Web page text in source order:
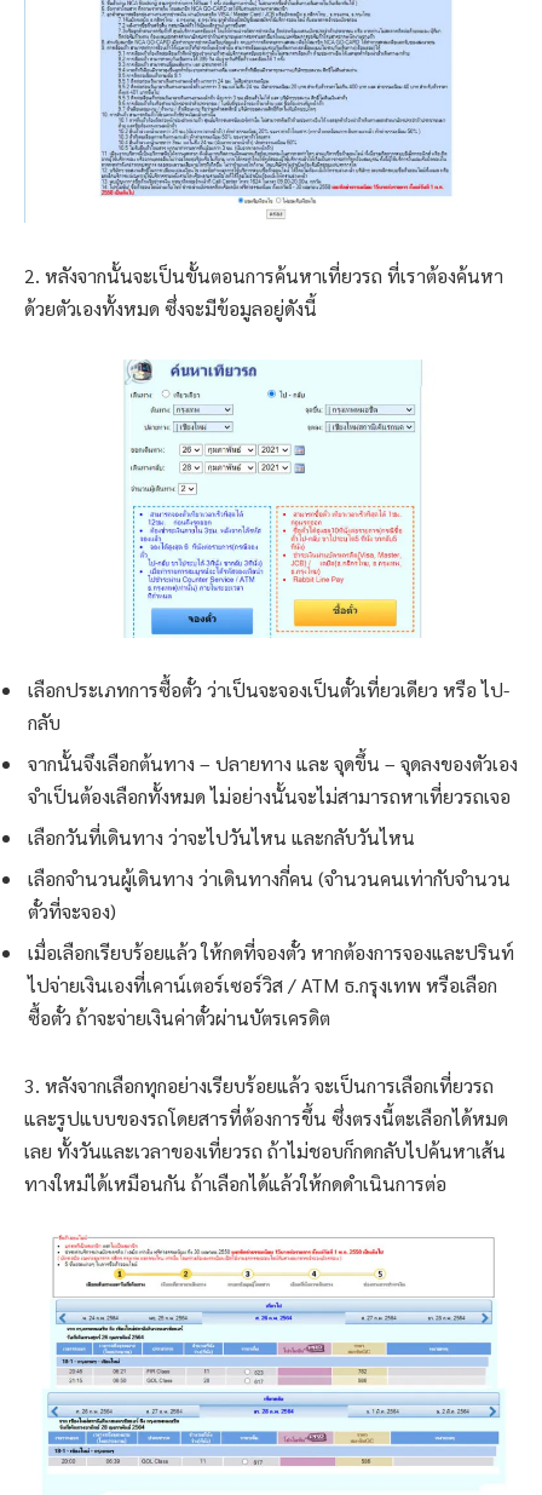
2. หลังจากนั้นจะเป็นขั้นตอนการค้นหาเที่ยวรถ ที่เราต้องค้นหา
ด้วยตัวเองทั้งหมด ซึ่งจะมีข้อมูลอยู่ดังนี้
เลือกประเภทการซื้อตั๋ว ว่าเป็นจะจองเป็นตั๋วเที่ยวเดียว หรือ ไป-
กลับ
จากนั้นจึงเลือกต้นทาง – ปลายทาง และ จุดขึ้น – จุดลงของตัวเอง
จำเป็นต้องเลือกทั้งหมด ไม่อย่างนั้นจะไม่สามารถหาเที่ยวรถเจอ
เลือกวันที่เดินทาง ว่าจะไปวันไหน และกลับวันไหน
เลือกจำนวนผู้เดินทาง ว่าเดินทางกี่คน (จำนวนคนเท่ากับจำนวน
ตั๋วที่จะจอง)
เมื่อเลือกเรียบร้อยแล้ว ให้กดที่จองตั๋ว หากต้องการจองและปรินท์
ไปจ่ายเงินเองที่เคาน์เตอร์เซอร์วิส / ATM ธ.กรุงเทพ หรือเลือก
ซื้อตั๋ว ถ้าจะจ่ายเงินค่าตั๋วผ่านบัตรเครดิต
3. หลังจากเลือกทุกอย่างเรียบร้อยแล้ว จะเป็นการเลือกเที่ยวรถ
และรูปแบบของรถโดยสารที่ต้องการขึ้น ซึ่งตรงนี้ตะเลือกได้หมด
เลย ทั้งวันและเวลาของเที่ยวรถ ถ้าไม่ชอบก็กดกลับไปค้นหาเส้น
ทางใหม่ได้เหมือนกัน ถ้าเลือกได้แล้วให้กดดำเนินการต่อ